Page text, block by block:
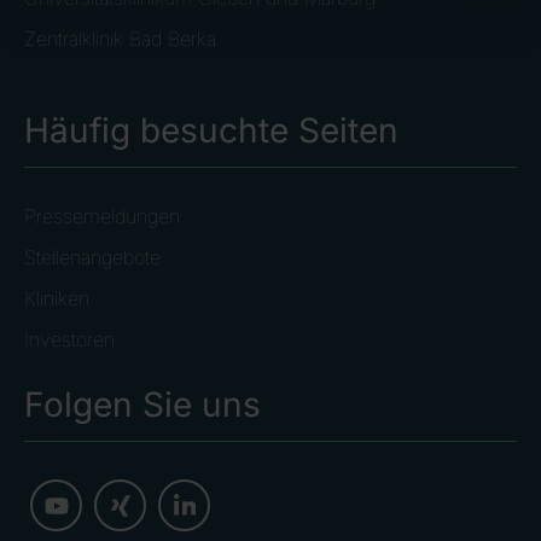
Patientenversorgung am Marburger Ionenstrahltherapie-
RHÖN‐KLINIKUM AG
www. twitter.com/rhoenklinikumag
www.xing.com/companies/rhön-klinikumag
www.youtube.com/rhönklinikumag
Zentralklinik Bad Berka
Häufig besuchte Seiten
Pressemeldungen
Stellenangebote
Kliniken
Investoren
Folgen Sie uns